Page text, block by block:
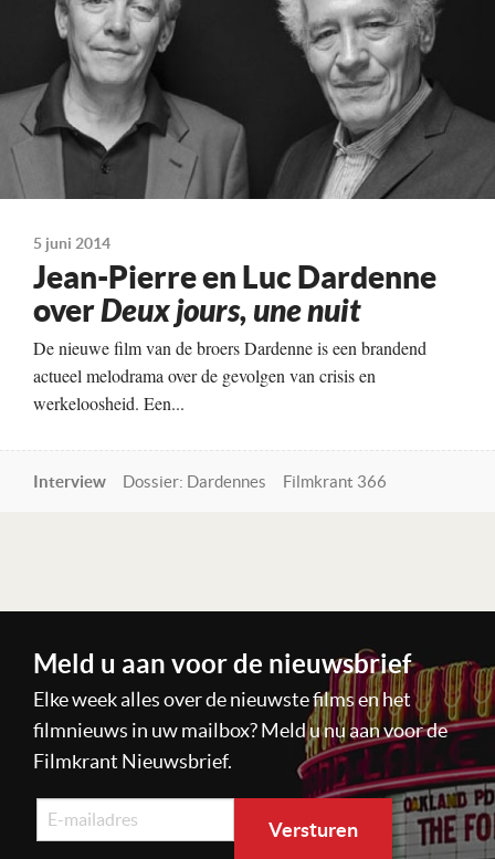
5 juni 2014
Jean-Pierre en Luc Dardenne
overDeux jours, une nuit
De nieuwe film van de broers Dardenne is een brandend
actueel melodrama over de gevolgen van crisis en
werkeloosheid. Een...
Interview Dossier: Dardennes Filmkrant 366
Meld u aan voor de nieuwsbrief
Elke week alles over de nieuwste films en het
filmnieuws in uw mailbox? Meld u nu aan voor de
Filmkrant Nieuwsbrief.